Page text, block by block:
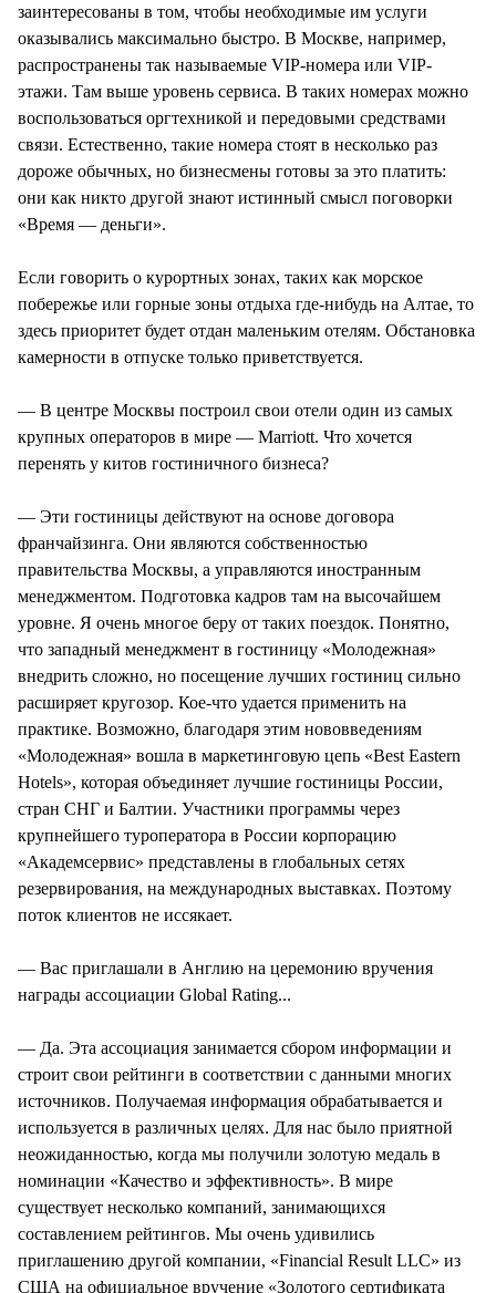
заинтересованы в том, чтобы необходимые им услуги
оказывались максимально быстро. В Москве, например,
распространены так называемые VIP-номера или VIP-
этажи. Там выше уровень сервиса. В таких номерах можно
воспользоваться оргтехникой и передовыми средствами
связи. Естественно, такие номера стоят в несколько раз
дороже обычных, но бизнесмены готовы за это платить:
они как никто другой знают истинный смысл поговорки
«Время — деньги».
Если говорить о курортных зонах, таких как морское
побережье или горные зоны отдыха где-нибудь на Алтае, то
здесь приоритет будет отдан маленьким отелям. Обстановка
камерности в отпуске только приветствуется.
— В центре Москвы построил свои отели один из самых
крупных операторов в мире — Marriott. Что хочется
перенять у китов гостиничного бизнеса?
— Эти гостиницы действуют на основе договора
франчайзинга. Они являются собственностью
правительства Москвы, а управляются иностранным
менеджментом. Подготовка кадров там на высочайшем
уровне. Я очень многое беру от таких поездок. Понятно,
что западный менеджмент в гостиницу «Молодежная»
внедрить сложно, но посещение лучших гостиниц сильно
расширяет кругозор. Кое-что удается применить на
практике. Возможно, благодаря этим нововведениям
«Молодежная» вошла в маркетинговую цепь «Best Eastern
Hotels», которая объединяет лучшие гостиницы России,
стран СНГ и Балтии. Участники программы через
крупнейшего туроператора в России корпорацию
«Академсервис» представлены в глобальных сетях
резервирования, на международных выставках. Поэтому
поток клиентов не иссякает.
— Вас приглашали в Англию на церемонию вручения
награды ассоциации Global Rating...
— Да. Эта ассоциация занимается сбором информации и
строит свои рейтинги в соответствии с данными многих
источников. Получаемая информация обрабатывается и
используется в различных целях. Для нас было приятной
неожиданностью, когда мы получили золотую медаль в
номинации «Качество и эффективность». В мире
существует несколько компаний, занимающихся
составлением рейтингов. Мы очень удивились
приглашению другой компании, «Financial Result LLC» из
США на официальное вручение «Золотого сертификата